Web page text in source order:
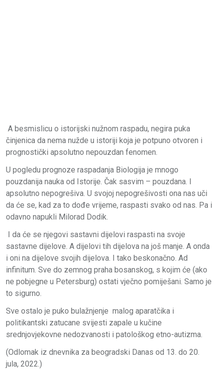
A besmislicu o istorijski nužnom raspadu, negira puka
činjenica da nema nužde u istoriji koja je potpuno otvoren i
prognostički apsolutno nepouzdan fenomen.
U pogledu prognoze raspadanja Biologija je mnogo
pouzdanija nauka od Istorije. Čak sasvim – pouzdana. I
apsolutno nepogrešiva. U svojoj nepogrešivosti ona nas uči
da će se, kad za to dođe vrijeme, raspasti svako od nas. Pa i
odavno napukli Milorad Dodik.
I da će se njegovi sastavni dijelovi raspasti na svoje
sastavne dijelove. A dijelovi tih dijelova na još manje. A onda
i oni na dijelove svojih dijelova. I tako beskonačno. Ad
infinitum. Sve do zemnog praha bosanskog, s kojim će (ako
ne pobjegne u Petersburg) ostati vječno pomiješani. Samo je
to sigurno.
Sve ostalo je puko bulažnjenje malog aparatčika i
politikantski zatucane svijesti zapale u kučine
srednjovjekovne nedozvanosti i patološkog etno-autizma.
(Odlomak iz dnevnika za beogradski Danas od 13. do 20.
jula, 2022.)